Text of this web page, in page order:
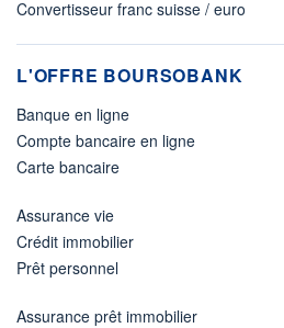
Convertisseur franc suisse / euro
L'OFFRE BOURSOBANK
Banque en ligne
Compte bancaire en ligne
Carte bancaire
Assurance vie
Crédit immobilier
Prêt personnel
Assurance prêt immobilier